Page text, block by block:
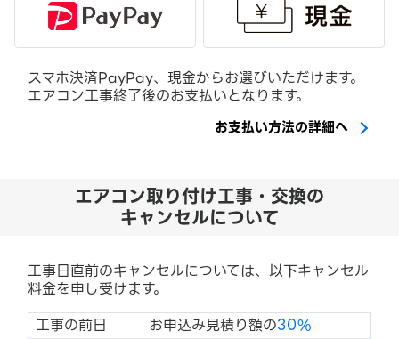
スマホ決済PayPay、現金からお選びいただけます。
エアコン工事終了後のお支払いとなります。
お支払い方法の詳細へ
エアコン取り付け工事・交換の
キャンセルについて
工事日直前のキャンセルについては、以下キャンセル
料金を申し受けます。
工事の前日
お申込み見積り額の30%